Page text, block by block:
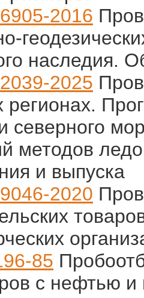
2016
наследия.
2025
регионах.
северного
методов
и выпуска
2020
85
с нефтью